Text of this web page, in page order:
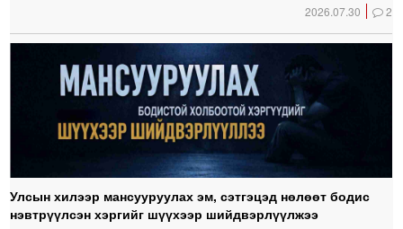
2026.07.30 2
Улсын хилээр мансууруулах эм, сэтгэцэд нөлөөт бодис
нэвтрүүлсэн хэргийг шүүхээр шийдвэрлүүлжээ